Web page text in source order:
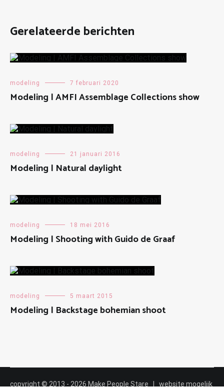
Gerelateerde berichten
modeling 7 februari 2020
Modeling | AMFI Assemblage Collections show
modeling 21 januari 2016
Modeling | Natural daylight
modeling 18 mei 2016
Modeling | Shooting with Guido de Graaf
modeling 5 maart 2015
Modeling | Backstage bohemian shoot
copyright © 2013 - 2026 Make People Stare | website mogelijk